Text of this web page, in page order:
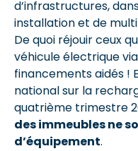
d’infrastructures,
installation et de
De quoi réjouir ceux
véhicule électrique
financements aidés !
national sur la
quatrième trimestre
des immeubles ne
d’équipement.